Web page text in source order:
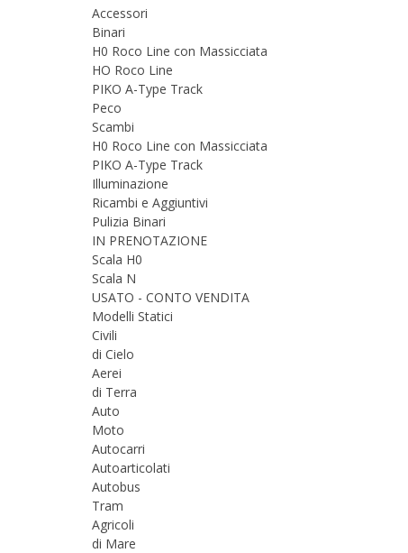
Accessori
Binari
H0 Roco Line con Massicciata
HO Roco Line
PIKO A-Type Track
Peco
Scambi
H0 Roco Line con Massicciata
PIKO A-Type Track
Illuminazione
Ricambi e Aggiuntivi
Pulizia Binari
IN PRENOTAZIONE
Scala H0
Scala N
USATO - CONTO VENDITA
Modelli Statici
Civili
di Cielo
Aerei
di Terra
Auto
Moto
Autocarri
Autoarticolati
Autobus
Tram
Agricoli
di Mare